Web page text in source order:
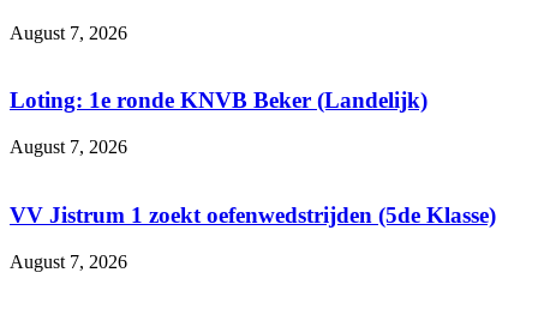
August 7, 2026
Loting: 1e ronde KNVB Beker (Landelijk)
August 7, 2026
VV Jistrum 1 zoekt oefenwedstrijden (5de Klasse)
August 7, 2026